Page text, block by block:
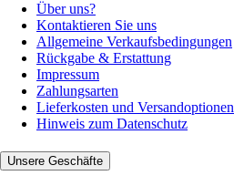
Über uns?
Kontaktieren Sie uns
Allgemeine Verkaufsbedingungen
Rückgabe & Erstattung
Impressum
Zahlungsarten
Lieferkosten und Versandoptionen
Hinweis zum Datenschutz
Unsere Geschäfte